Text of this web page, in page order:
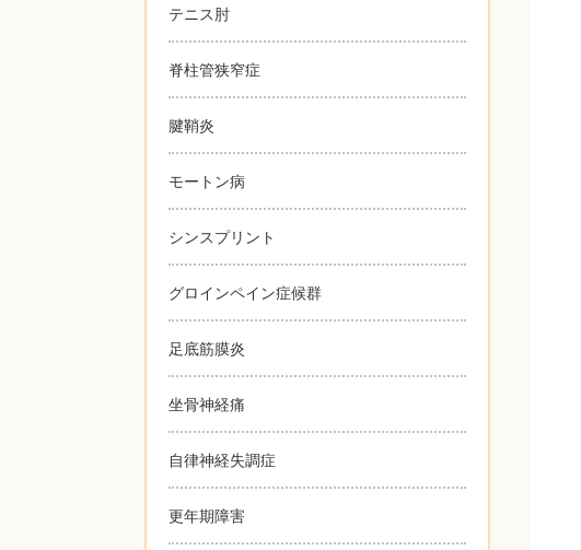
テニス肘
脊柱管狭窄症
腱鞘炎
モートン病
シンスプリント
グロインペイン症候群
足底筋膜炎
坐骨神経痛
自律神経失調症
更年期障害